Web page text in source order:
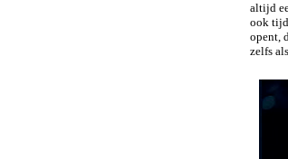
altijd
ook
opent,
zelfs